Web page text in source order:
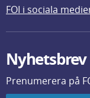
FOI i sociala
Nyhetsbrev
Prenumerera på